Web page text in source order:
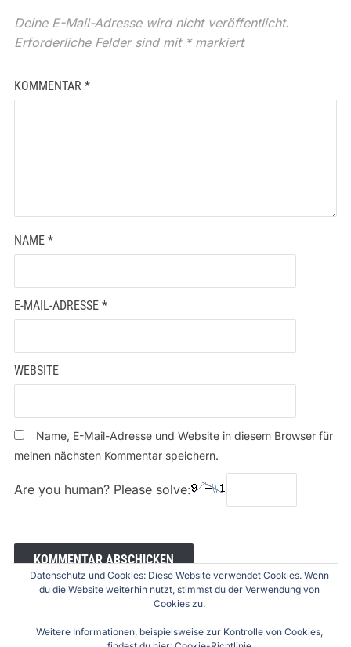
Deine E-Mail-Adresse wird nicht veröffentlicht.
Erforderliche Felder sind mit *markiert
KOMMENTAR *
NAME *
E-MAIL-ADRESSE *
WEBSITE
Name, E-Mail-Adresse und Website in diesem Browser für
meinen nächsten Kommentar speichern.
Are you human? Please solve:
Datenschutz und Cookies: Diese Website verwendet Cookies. Wenn
du die Website weiterhin nutzt, stimmst du der Verwendung von
Cookies zu.
Weitere Informationen, beispielsweise zur Kontrolle von Cookies,